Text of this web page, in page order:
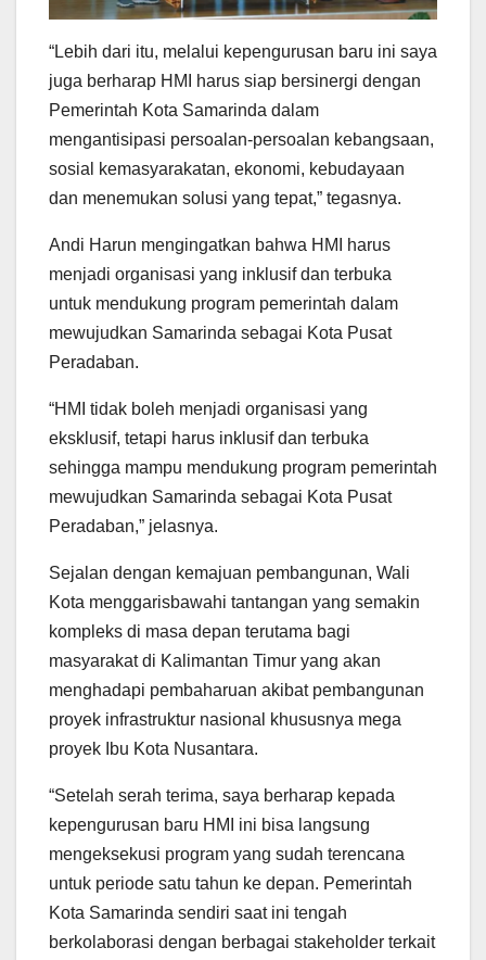
“Lebih dari itu, melalui kepengurusan baru ini saya
juga berharap HMI harus siap bersinergi dengan
Pemerintah Kota Samarinda dalam
mengantisipasi persoalan-persoalan kebangsaan,
sosial kemasyarakatan, ekonomi, kebudayaan
dan menemukan solusi yang tepat,” tegasnya.
Andi Harun mengingatkan bahwa HMI harus
menjadi organisasi yang inklusif dan terbuka
untuk mendukung program pemerintah dalam
mewujudkan Samarinda sebagai Kota Pusat
Peradaban.
“HMI tidak boleh menjadi organisasi yang
eksklusif, tetapi harus inklusif dan terbuka
sehingga mampu mendukung program pemerintah
mewujudkan Samarinda sebagai Kota Pusat
Peradaban,” jelasnya.
Sejalan dengan kemajuan pembangunan, Wali
Kota menggarisbawahi tantangan yang semakin
kompleks di masa depan terutama bagi
masyarakat di Kalimantan Timur yang akan
menghadapi pembaharuan akibat pembangunan
proyek infrastruktur nasional khususnya mega
proyek Ibu Kota Nusantara.
“Setelah serah terima, saya berharap kepada
kepengurusan baru HMI ini bisa langsung
mengeksekusi program yang sudah terencana
untuk periode satu tahun ke depan. Pemerintah
Kota Samarinda sendiri saat ini tengah
berkolaborasi dengan berbagai stakeholder terkait